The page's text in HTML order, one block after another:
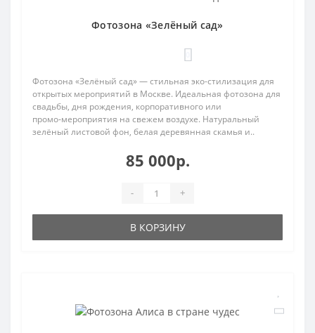
Фотозона «Зелёный сад»
Фотозона «Зелёный сад» — стильная эко-стилизация для
открытых мероприятий в Москве. Идеальная фотозона для
свадьбы, дня рождения, корпоративного или
промо‑мероприятия на свежем воздухе. Натуральный
зелёный листовой фон, белая деревянная скамья и..
85 000р.
- +
В КОРЗИНУ